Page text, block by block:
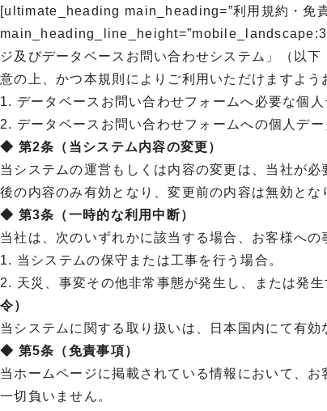
内
容
を
ス
キ
ッ
プ
[ultimate_heading main_heading=”利用規約・免
ジ及びデータベースお問い合わせシステム」（以
意の上、かつ本規則によりご利用いただけますよ
1. データベースお問い合わせフォームへ必要な個
2. データベースお問い合わせフォームへの個人デ
◆ 第2条（当システム内容の変更）
当システムの運営もしくは内容の変更は、当社が
後の内容のみ有効となり、変更前の内容は無効とな
◆ 第3条（一時的な利用中断）
当社は、次のいずれかに該当する場合、お客様へ
1. 当システムの保守または工事を行う場合。
2. 天災、事変その他非常事態が発生し、または発
令）
当システムに関する取り扱いは、日本国内にて有効
◆ 第5条（免責事項）
当ホームページに掲載されている情報において、
一切負いません。